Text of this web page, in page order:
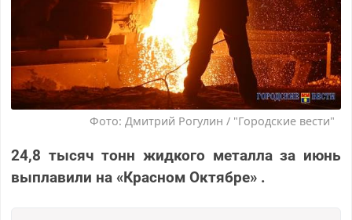
Фото: Дмитрий Рогулин / "Городские вести"
24,8 тысяч тонн жидкого металла за июнь
выплавили на «Красном Октябре» .